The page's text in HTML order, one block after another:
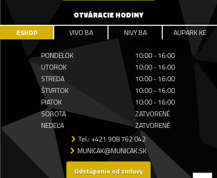
OTVÁRACIE HODINY
ESHOP VIVO BA NIVY BA AUPARK KE
PONDELOK
10:00 - 16:00
UTOROK
10:00 - 16:00
STREDA
10:00 - 16:00
ŠTVRTOK
10:00 - 16:00
PIATOK
10:00 - 16:00
SOBOTA
ZATVORENÉ
NEDEĽA
ZATVORENÉ
Tel.: +421 908 762 042
MUNICAK@MUNICAK.SK
Odstúpenie od zmluvy